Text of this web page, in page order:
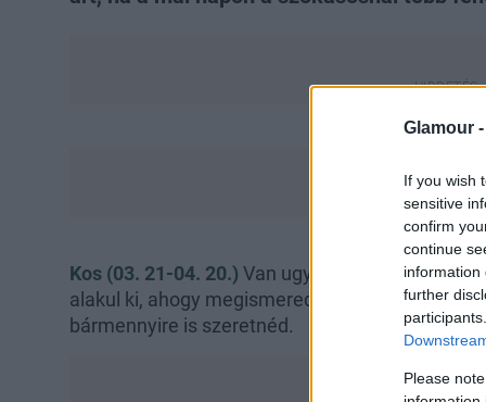
Glamour -
If you wish
sensitive
confirm
continue
information
further
Please
Kos (03. 21-04. 20.) Van ugyan szerelem első
alakul ki, ahogy megismered és fölfedezed a
bármennyire is szeretnéd.